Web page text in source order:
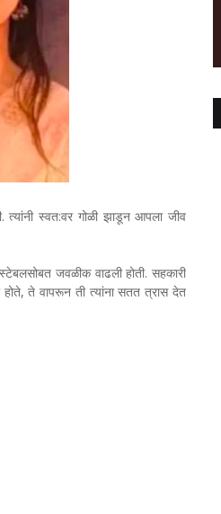
त्यांनी स्वत:वर गोळी झाडून आपला जीव
जवळीक वाढली होती. सहकारी
ते वापरून ती त्यांना सतत त्रास देत